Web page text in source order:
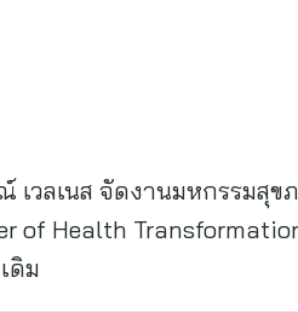
วลเนส จัดงานมหกรรมสุ
of Health
ดิม